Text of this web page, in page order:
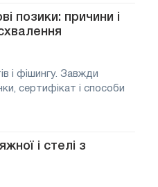
позики: причини і
і фішингу. Завжди
сертифікат і способи
і стелі з